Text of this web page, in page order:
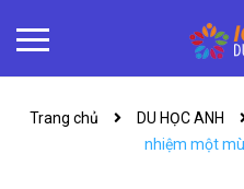
Trang chủ DU HỌC ANH
nhiệm một